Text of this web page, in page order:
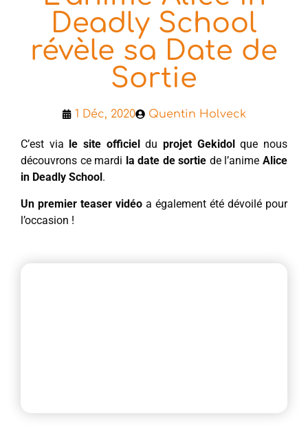
Deadly School
révèle sa Date de
Sortie
1 Déc, 2020 Quentin Holveck
C’est via le site officielduprojet Gekidolque nous
découvrons ce mardi la date de sortie de l’animeAlice
in Deadly School.
Un premier teaser vidéo a également été dévoilé pour
l’occasion !